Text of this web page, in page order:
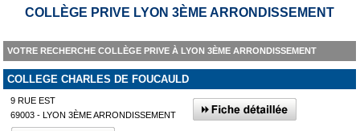
COLLÈGE PRIVE LYON 3ÈME ARRONDISSEMENT
VOTRE RECHERCHE COLLÈGE PRIVE À LYON 3ÈME ARRONDISSEMENT
COLLEGE CHARLES DE FOUCAULD
9 RUE EST
69003 - LYON 3ÈME ARRONDISSEMENT